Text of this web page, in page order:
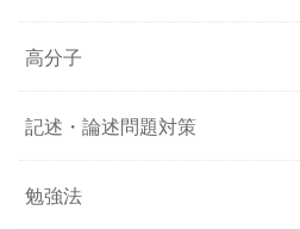
高分子
記述・論述問題対策
勉強法